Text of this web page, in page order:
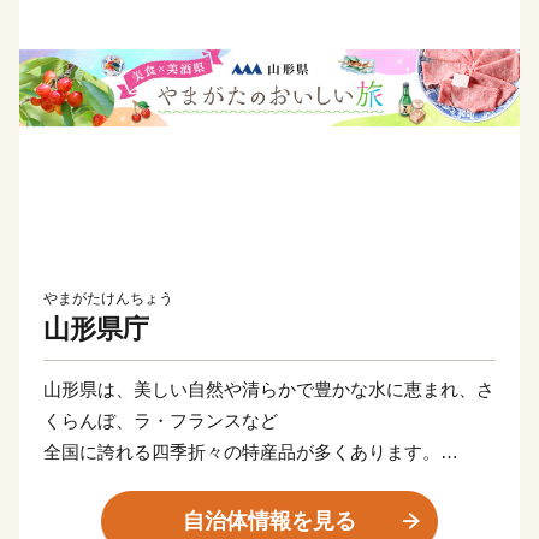
やまがたけんちょう
山形県庁
山形県は、美しい自然や清らかで豊かな水に恵まれ、さ
くらんぼ、ラ・フランスなど
全国に誇れる四季折々の特産品が多くあります。
お米や、
自治体情報を見る